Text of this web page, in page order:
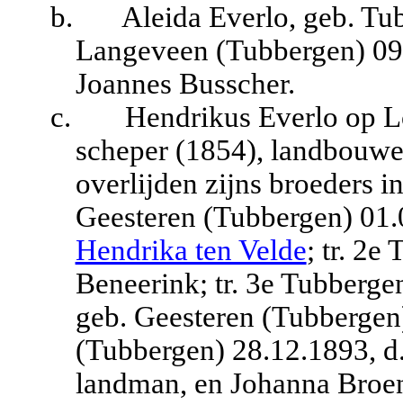
b.
Aleida Everlo, geb.
Langeveen (Tubbergen)
Joannes Busscher.
c.
Hendrikus Everlo op
scheper (1854),
overlijden zijns broeders
Geesteren (Tubbergen)
Hendrika ten Velde; tr. 2e
Beneerink; tr. 3e
geb. Geesteren
(Tubbergen) 28.12.1893,
landman, en Johanna